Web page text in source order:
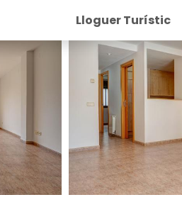
Lloguer Turístic